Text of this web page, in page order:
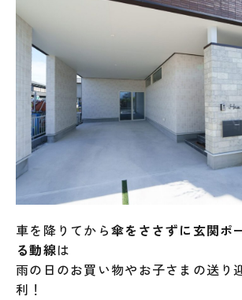
車を降りてから傘をささずに玄関ポ
る動線は
雨の日のお買い物やお子さまの送り
利！